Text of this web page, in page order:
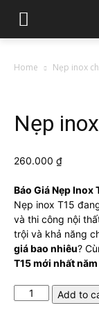
Home Nẹp inox
Nẹp
260.000 ₫
Báo Giá Nẹp Inox
Nẹp inox T15
và thi công nội
trội và khả năng
giá bao nhiêu?
T15 mới nhất
Nẹp
Add to